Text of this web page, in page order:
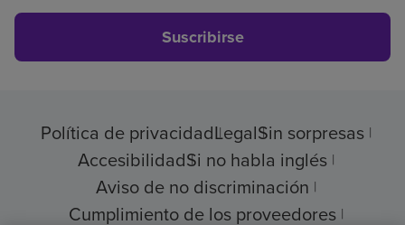
Suscribirse
Política de privacidadLegalSin sorpresas
AccesibilidadSi no habla inglés
Aviso de no discriminación
Cumplimiento de los proveedores